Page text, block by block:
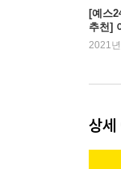
연장
4장
붕우
언이
[예스
추천]
러인
2021
상세